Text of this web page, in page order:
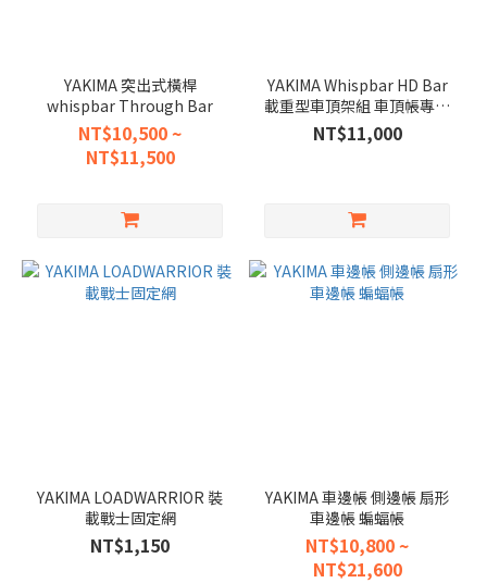
YAKIMA 突出式橫桿
whispbar Through Bar
NT$10,500 ~
NT$11,500
YAKIMA Whispbar HD Bar
載重型車頂架組 車頂帳專用
橫桿
NT$11,000
YAKIMA LOADWARRIOR 裝
載戰士固定網
NT$1,150
YAKIMA 車邊帳 側邊帳 扇形
車邊帳 蝙蝠帳
NT$10,800 ~
NT$21,600